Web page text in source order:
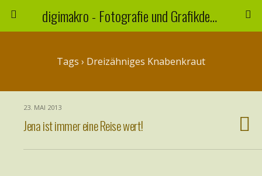
digimakro - Fotografie und Grafikdesign
Tags › Dreizähniges Knabenkraut
23. MAI 2013
Jena ist immer eine Reise wert!